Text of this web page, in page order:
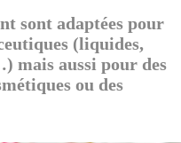
sont adaptées pour
(liquides,
mais aussi pour des
ou des